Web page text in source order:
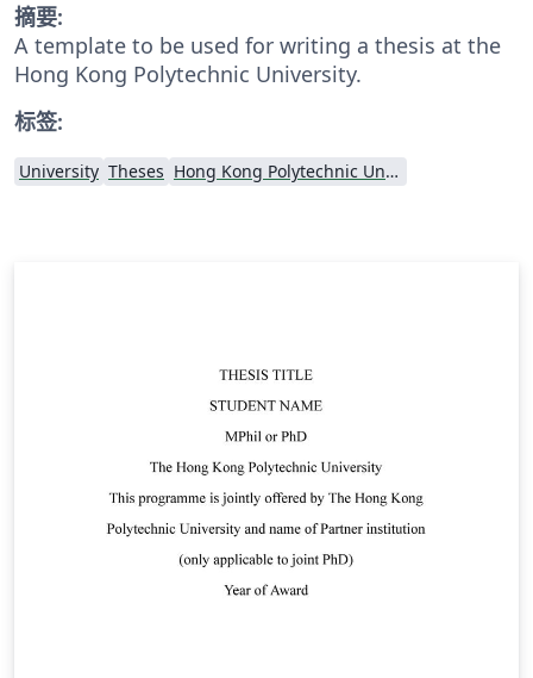
摘要:
A template to be used for writing a thesis at the
Hong Kong Polytechnic University.
标签:
University Theses Hong Kong Polytechnic University